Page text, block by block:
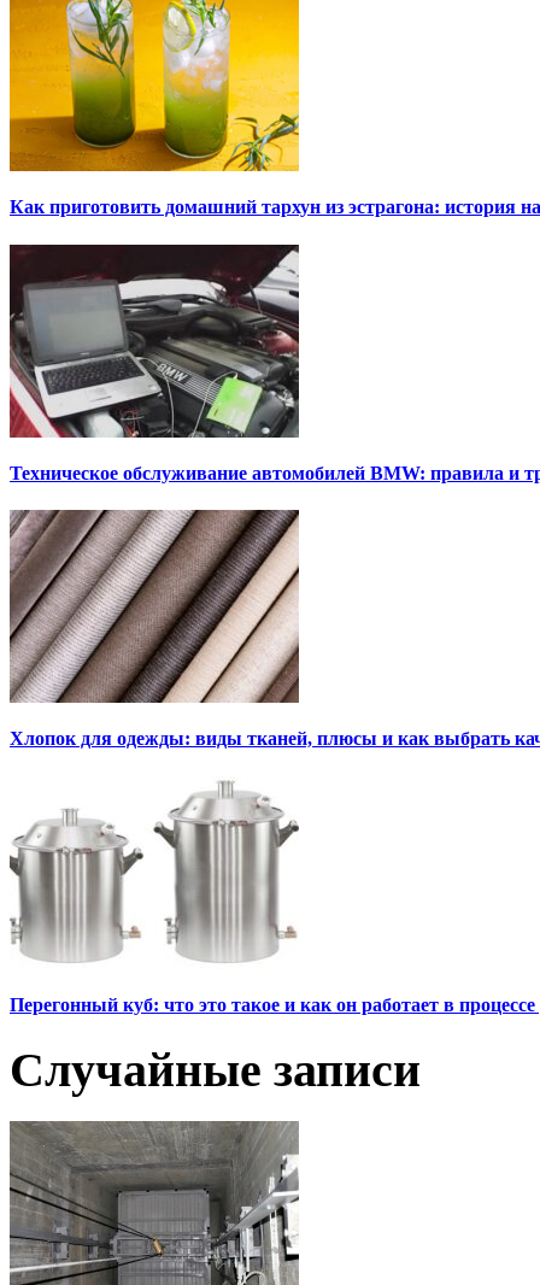
Как приготовить домашний тархун из эстрагона: история
Техническое обслуживание автомобилей BMW: правила и
Хлопок для одежды: виды тканей, плюсы и как выбрать
Перегонный куб: что это такое и как он работает в
Случайные записи